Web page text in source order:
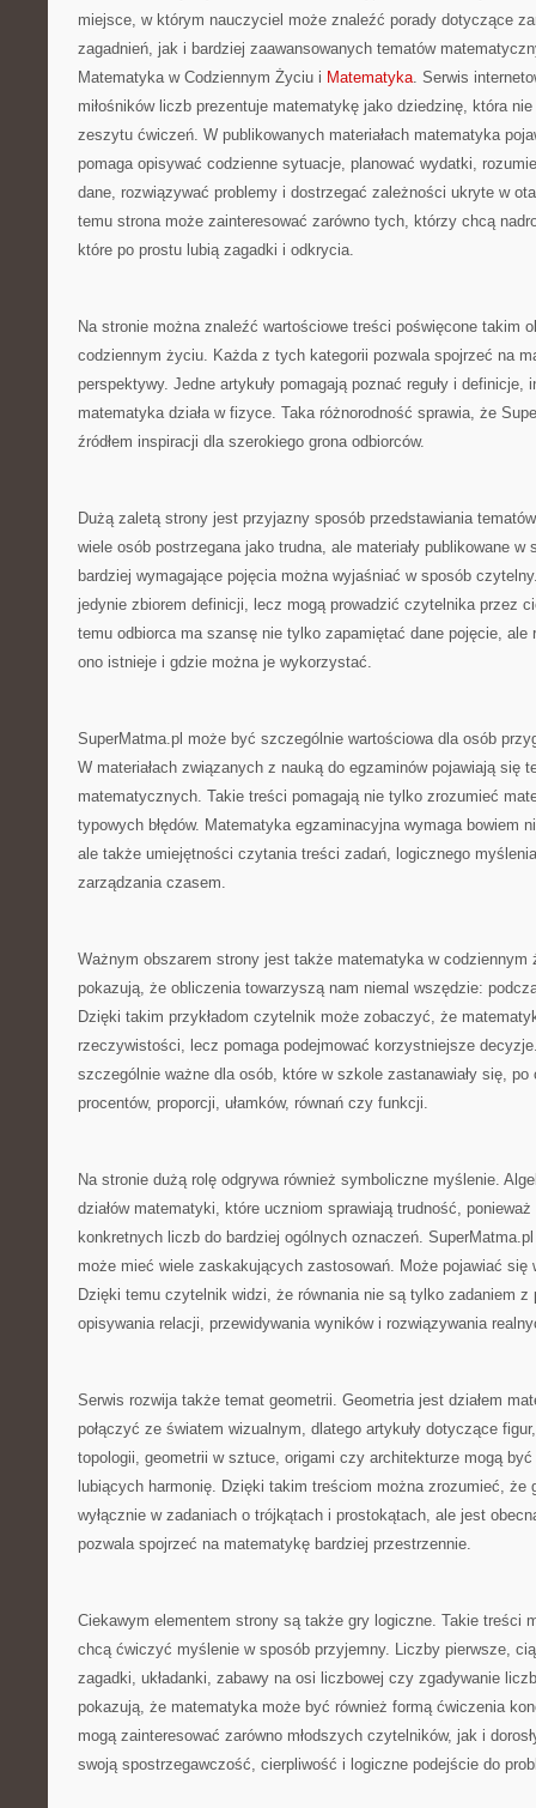
miejsce, w którym nauczyciel może znaleźć porady dotyczące
zagadnień, jak i bardziej zaawansowanych tematów
Matematyka w Codziennym Życiu i Matematyka. Serwis
miłośników liczb prezentuje matematykę jako dziedzinę, która
zeszytu ćwiczeń. W publikowanych materiałach matematyka
pomaga opisywać codzienne sytuacje, planować wydatki,
dane, rozwiązywać problemy i dostrzegać zależności ukryte w
temu strona może zainteresować zarówno tych, którzy chcą
które po prostu lubią zagadki i odkrycia.
Na stronie można znaleźć wartościowe treści poświęcone takim
codziennym życiu. Każda z tych kategorii pozwala spojrzeć na
perspektywy. Jedne artykuły pomagają poznać reguły i definicje,
matematyka działa w fizyce. Taka różnorodność sprawia, że
źródłem inspiracji dla szerokiego grona odbiorców.
Dużą zaletą strony jest przyjazny sposób przedstawiania
wiele osób postrzegana jako trudna, ale materiały publikowane w
bardziej wymagające pojęcia można wyjaśniać w sposób
jedynie zbiorem definicji, lecz mogą prowadzić czytelnika przez
temu odbiorca ma szansę nie tylko zapamiętać dane pojęcie, ale
ono istnieje i gdzie można je wykorzystać.
SuperMatma.pl może być szczególnie wartościowa dla osób
W materiałach związanych z nauką do egzaminów pojawiają się
matematycznych. Takie treści pomagają nie tylko zrozumieć
typowych błędów. Matematyka egzaminacyjna wymaga bowiem
ale także umiejętności czytania treści zadań, logicznego
zarządzania czasem.
Ważnym obszarem strony jest także matematyka w codziennym
pokazują, że obliczenia towarzyszą nam niemal wszędzie:
Dzięki takim przykładom czytelnik może zobaczyć, że
rzeczywistości, lecz pomaga podejmować korzystniejsze
szczególnie ważne dla osób, które w szkole zastanawiały się, po
procentów, proporcji, ułamków, równań czy funkcji.
Na stronie dużą rolę odgrywa również symboliczne myślenie.
działów matematyki, które uczniom sprawiają trudność,
konkretnych liczb do bardziej ogólnych oznaczeń.
może mieć wiele zaskakujących zastosowań. Może pojawiać
Dzięki temu czytelnik widzi, że równania nie są tylko zadaniem
opisywania relacji, przewidywania wyników i rozwiązywania
Serwis rozwija także temat geometrii. Geometria jest działem
połączyć ze światem wizualnym, dlatego artykuły dotyczące
topologii, geometrii w sztuce, origami czy architekturze mogą
lubiących harmonię. Dzięki takim treściom można zrozumieć, że
wyłącznie w zadaniach o trójkątach i prostokątach, ale jest
pozwala spojrzeć na matematykę bardziej przestrzennie.
Ciekawym elementem strony są także gry logiczne. Takie treści
chcą ćwiczyć myślenie w sposób przyjemny. Liczby pierwsze,
zagadki, układanki, zabawy na osi liczbowej czy zgadywanie
pokazują, że matematyka może być również formą ćwiczenia
mogą zainteresować zarówno młodszych czytelników, jak i
swoją spostrzegawczość, cierpliwość i logiczne podejście do